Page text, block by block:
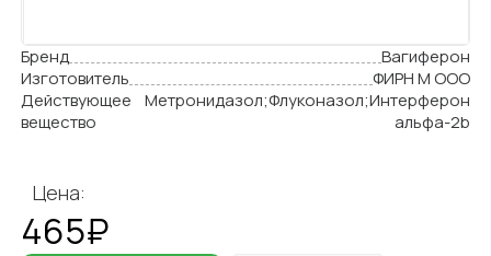
Бренд
Вагиферон
Изготовитель
ФИРН М ООО
Действующее
вещество
Метронидазол;Флуконазол;Интерферон
альфа-2b
Цена:
465₽